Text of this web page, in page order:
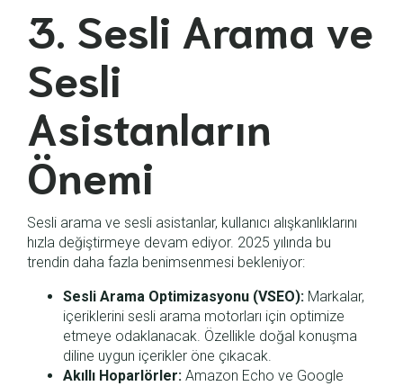
3. Sesli Arama ve
Sesli
Asistanların
Önemi
Sesli arama ve sesli asistanlar, kullanıcı alışkanlıklarını
hızla değiştirmeye devam ediyor. 2025 yılında bu
trendin daha fazla benimsenmesi bekleniyor:
Sesli Arama Optimizasyonu (VSEO): Markalar,
içeriklerini sesli arama motorları için optimize
etmeye odaklanacak. Özellikle doğal konuşma
diline uygun içerikler öne çıkacak.
Akıllı Hoparlörler: Amazon Echo ve Google